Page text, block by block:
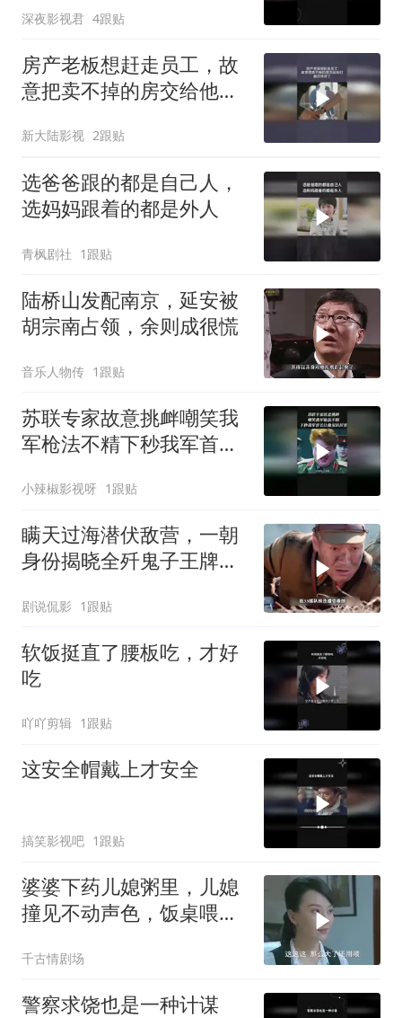
深夜影视君 4跟贴
房产老板想赶走员工，故
意把卖不掉的房交给他
新大陆影视 2跟贴
选爸爸跟的都是自己人，
选妈妈跟着的都是外人
青枫剧社 1跟贴
陆桥山发配南京，延安被
胡宗南占领，余则成很慌
音乐人物传 1跟贴
苏联专家故意挑衅嘲笑我
军枪法不精下秒我军首长
小辣椒影视呀 1跟贴
瞒天过海潜伏敌营，一朝
身份揭晓全歼鬼子王牌部
剧说侃影 1跟贴
软饭挺直了腰板吃，才好
吃
吖吖剪辑 1跟贴
这安全帽戴上才安全
搞笑影视吧 1跟贴
婆婆下药儿媳粥里，儿媳
撞见不动声色，饭桌喂药
千古情剧场
警察求饶也是一种计谋